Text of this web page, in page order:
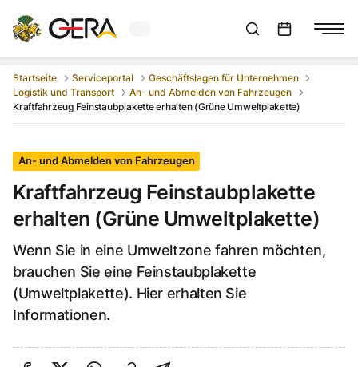
Aktuelles Wetter in GeraSuchleiste anzeigen
Startseite Serviceportal
Geschäftslagen für Unternehmen
Logistik und Transport
An- und Abmelden von Fahrzeugen
Kraftfahrzeug Feinstaubplakette erhalten (Grüne Umweltplakette)
An- und Abmelden von Fahrzeugen
Kraftfahrzeug Feinstaubplakette
erhalten (Grüne Umweltplakette)
Wenn Sie in eine Umweltzone fahren möchten,
brauchen Sie eine Feinstaubplakette
(Umweltplakette). Hier erhalten Sie
Informationen.